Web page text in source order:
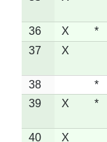
36 X *
37
X
38 *
39
X *
40 X